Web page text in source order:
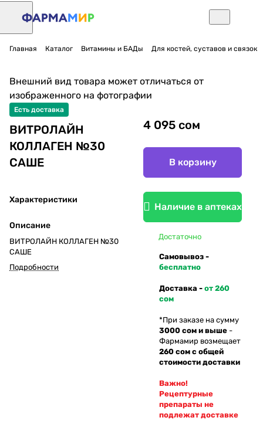
Главная Каталог Витамины и БАДы Для костей, суставов и связок
Внешний вид товара может отличаться от
изображенного на фотографии
Есть доставка
ВИТРОЛАЙН
КОЛЛАГЕН №30
САШЕ
Характеристики
Описание
ВИТРОЛАЙН КОЛЛАГЕН №30
САШЕ
Подробности
4 095 сом
В корзину
Наличие в аптеках
Достаточно
Самовывоз -
бесплатно
Доставка - от 260
сом
*При заказе на сумму
3000 сом и выше -
Фармамир возмещает
260 сом с общей
стоимости доставки
Важно!
Рецептурные
препараты не
подлежат доставке